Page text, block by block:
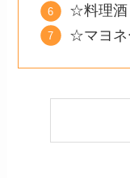
☆料理酒
☆マヨネ